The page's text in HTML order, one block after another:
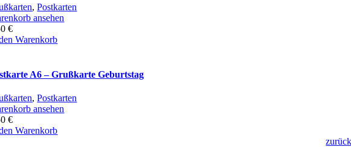
,Postkarten
ansehen
€
Warenkorb
A6 – Grußkarte Geburtstag
,Postkarten
ansehen
€
Warenkorb